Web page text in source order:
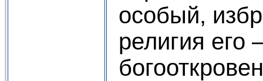
особый,
религия его